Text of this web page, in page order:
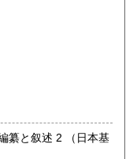
3,330円
イヌ民族関係書、思
専門書を主に取り
頭にて書籍の状態な
ございますので事前
2 （日本基